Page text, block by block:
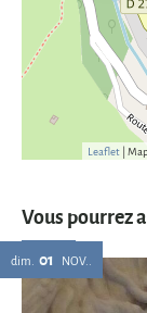
Leaflet |
Vous pourrez
dim. 01 NOV.